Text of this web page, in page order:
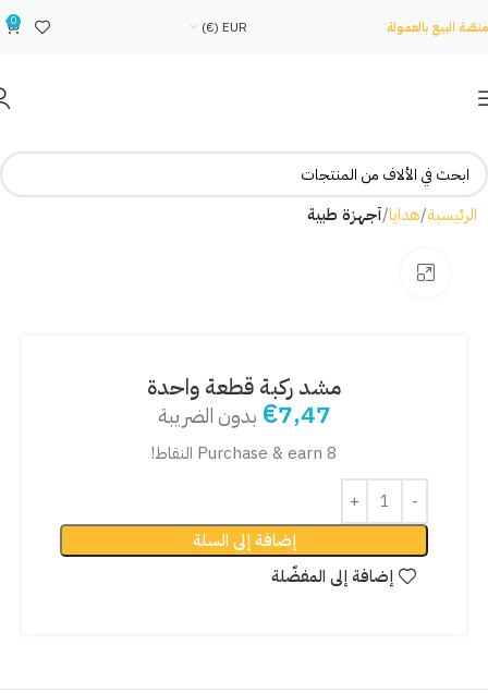
منصّة البيع بالعمولة EUR (€)
0
الرئيسية هدايا أجهزة طبية
مشد ركبة قطعة واحدة
€7,47 بدون الضريبة
Purchase & earn 8 النقاط!
إضافة إلى السلة
إضافة إلى المفضّلة